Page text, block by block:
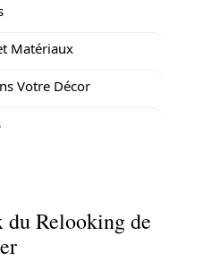
Matériaux
Votre Décor
du Relooking de